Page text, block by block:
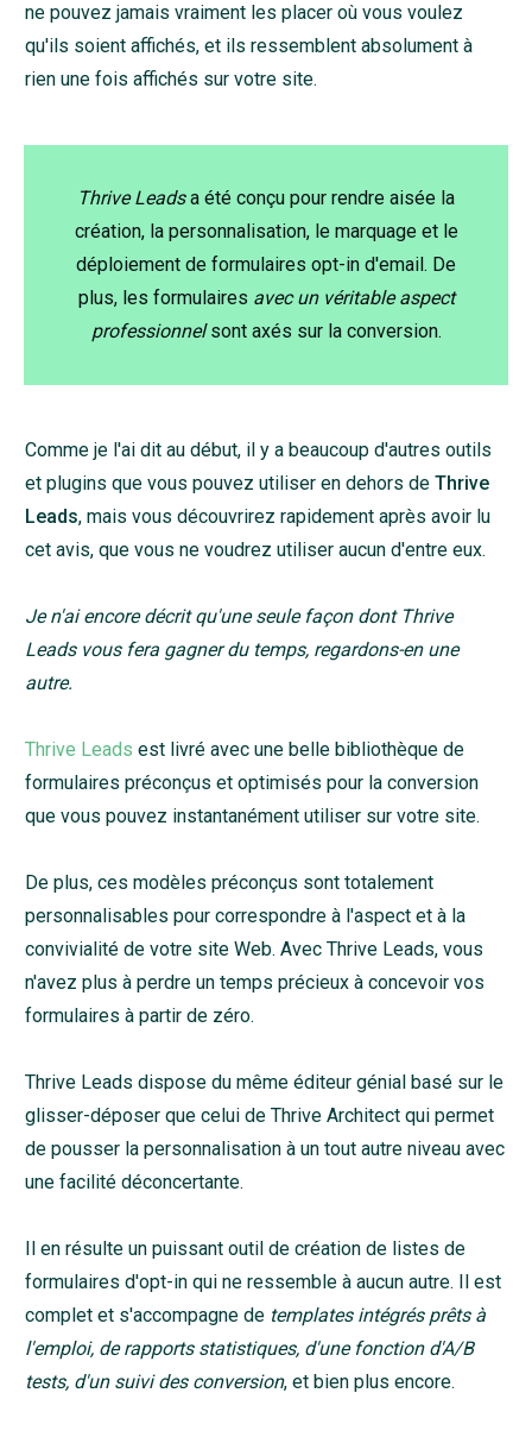
ne pouvez jamais vraiment les placer où vous voulez
qu'ils soient affichés, et ils ressemblent absolument à
rien une fois affichés sur votre site.
Thrive Leadsa été conçu pour rendre aisée la
création, la personnalisation, le marquage et le
déploiement de formulaires opt-in d'email. De
plus, les formulaires avec un véritable aspect
professionnelsont axés sur la conversion.
Comme je l'ai dit au début, il y a beaucoup d'autres outils
et plugins que vous pouvez utiliser en dehors de Thrive
Leads, mais vous découvrirez rapidement après avoir lu
cet avis, que vous ne voudrez utiliser aucun d'entre eux.
Je n'ai encore décrit qu'une seule façon dont Thrive
Leads vous fera gagner du temps, regardons-en une
autre.
Thrive Leads est livré avec une belle bibliothèque de
formulaires préconçus et optimisés pour la conversion
que vous pouvez instantanément utiliser sur votre site.
De plus, ces modèles préconçus sont totalement
personnalisables pour correspondre à l'aspect et à la
convivialité de votre site Web. Avec Thrive Leads, vous
n'avez plus à perdre un temps précieux à concevoir vos
formulaires à partir de zéro.
Thrive Leads dispose du même éditeur génial basé sur le
glisser-déposer que celui de Thrive Architect qui permet
de pousser la personnalisation à un tout autre niveau avec
une facilité déconcertante.
Il en résulte un puissant outil de création de listes de
formulaires d'opt-in qui ne ressemble à aucun autre. Il est
complet et s'accompagne de templates intégrés prêts à
l'emploi, de rapports statistiques, d'une fonction d'A/B
tests, d'un suivi des conversion, et bien plus encore.